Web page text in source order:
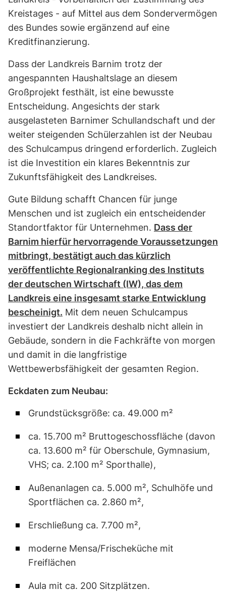
Kreistages - auf Mittel aus dem Sondervermögen
des Bundes sowie ergänzend auf eine
Kreditfinanzierung.
Dass der Landkreis Barnim trotz der
angespannten Haushaltslage an diesem
Großprojekt festhält, ist eine bewusste
Entscheidung. Angesichts der stark
ausgelasteten Barnimer Schullandschaft und der
weiter steigenden Schülerzahlen ist der Neubau
des Schulcampus dringend erforderlich. Zugleich
ist die Investition ein klares Bekenntnis zur
Zukunftsfähigkeit des Landkreises.
Gute Bildung schafft Chancen für junge
Menschen und ist zugleich ein entscheidender
Standortfaktor für Unternehmen. Dass der
Barnim hierfür hervorragende Voraussetzungen
mitbringt, bestätigt auch das kürzlich
veröffentlichte Regionalranking des Instituts
der deutschen Wirtschaft (IW), das dem
Landkreis eine insgesamt starke Entwicklung
bescheinigt. Mit dem neuen Schulcampus
investiert der Landkreis deshalb nicht allein in
Gebäude, sondern in die Fachkräfte von morgen
und damit in die langfristige
Wettbewerbsfähigkeit der gesamten Region.
Eckdaten zum Neubau:
Grundstücksgröße: ca. 49.000 m²
ca. 15.700 m² Bruttogeschossfläche (davon
ca. 13.600 m² für Oberschule, Gymnasium,
VHS; ca. 2.100 m² Sporthalle),
Außenanlagen ca. 5.000 m², Schulhöfe und
Sportflächen ca. 2.860 m²,
Erschließung ca. 7.700 m²,
moderne Mensa/Frischeküche mit
Freiflächen
Aula mit ca. 200 Sitzplätzen.